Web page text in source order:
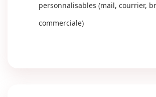
personnalisables (mail, courrier,
commerciale)